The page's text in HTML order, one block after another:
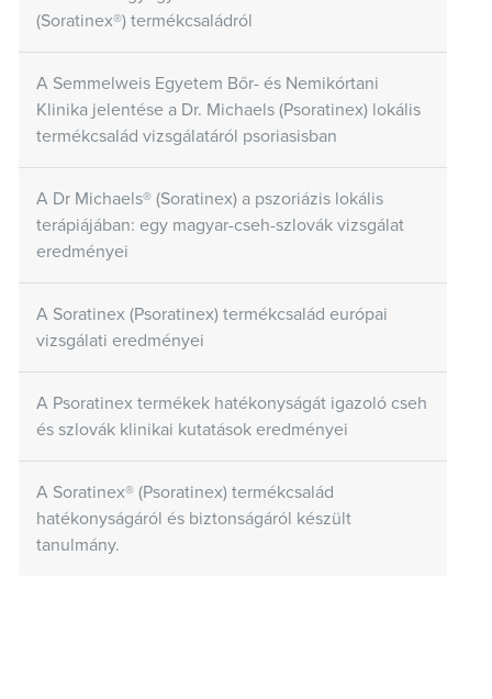
(Soratinex®) termékcsaládról
A Semmelweis Egyetem Bőr- és Nemikórtani
Klinika jelentése a Dr. Michaels (Psoratinex) lokális
termékcsalád vizsgálatáról psoriasisban
A Dr Michaels® (Soratinex) a pszoriázis lokális
terápiájában: egy magyar-cseh-szlovák vizsgálat
eredményei
A Soratinex (Psoratinex) termékcsalád európai
vizsgálati eredményei
A Psoratinex termékek hatékonyságát igazoló cseh
és szlovák klinikai kutatások eredményei
A Soratinex® (Psoratinex) termékcsalád
hatékonyságáról és biztonságáról készült
tanulmány.